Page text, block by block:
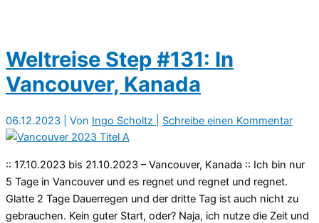
Weltreise Step #131: In
Vancouver, Kanada
06.12.2023 | Von Ingo Scholtz Schreibe einen Kommentar
:: 17.10.2023 bis 21.10.2023 – Vancouver, Kanada :: Ich bin nur
5 Tage in Vancouver und es regnet und regnet und regnet.
Glatte 2 Tage Dauerregen und der dritte Tag ist auch nicht zu
gebrauchen. Kein guter Start, oder? Naja, ich nutze die Zeit und